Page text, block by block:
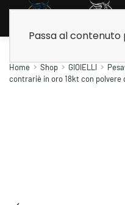
Passa al
Home Shop GIOIELLI
contrariè in oro 18kt con polvere